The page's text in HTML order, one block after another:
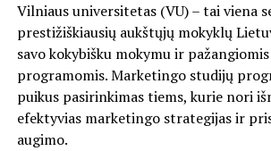
Vilniaus universitetas (VU) – tai viena
prestižiškiausių aukštųjų mokyklų
savo kokybišku mokymu ir
programomis. Marketingo studijų
puikus pasirinkimas tiems, kurie nori
efektyvias marketingo strategijas ir
augimo.